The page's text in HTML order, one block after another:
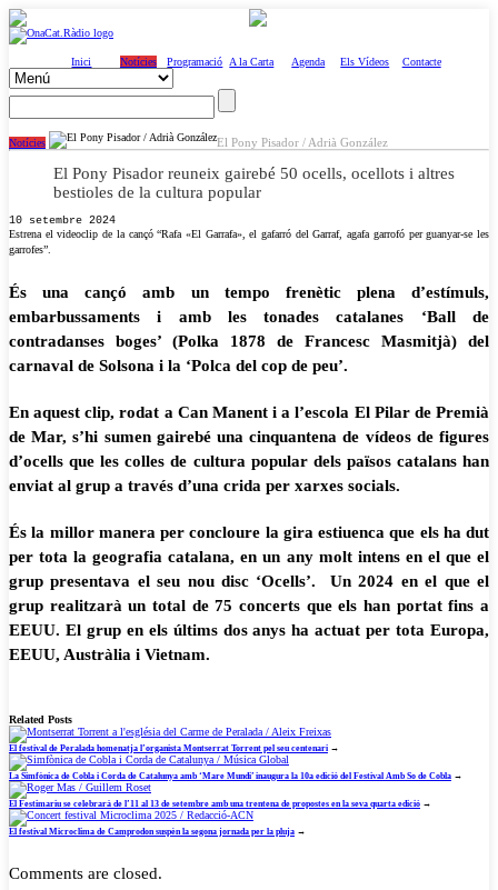
Inici Notícies Programació A la Carta Agenda Els Vídeos Contacte
Notícies El Pony Pisador / Adrià González
El Pony Pisador reuneix gairebé 50 ocells, ocellots i altres
bestioles de la cultura popular
10 setembre 2024
Estrena el videoclip de la cançó “Rafa «El Garrafa», el gafarró del Garraf, agafa garrofó per guanyar-se les
garrofes”.
És una cançó amb un tempo frenètic plena d’estímuls,
embarbussaments i amb les tonades catalanes ‘Ball de
contradanses boges’ (Polka 1878 de Francesc Masmitjà) del
carnaval de Solsona i la ‘Polca del cop de peu’.
En aquest clip, rodat a Can Manent i a l’escola El Pilar de Premià
de Mar, s’hi sumen gairebé una cinquantena de vídeos de figures
d’ocells que les colles de cultura popular dels països catalans han
enviat al grup a través d’una crida per xarxes socials.
És la millor manera per concloure la gira estiuenca que els ha dut
per tota la geografia catalana, en un any molt intens en el que el
grup presentava el seu nou disc ‘Ocells’. Un 2024 en el que el
grup realitzarà un total de 75 concerts que els han portat fins a
EEUU. El grup en els últims dos anys ha actuat per tota Europa,
EEUU, Austràlia i Vietnam.
Related Posts
El festival de Peralada homenatja l’organista Montserrat Torrent pel seu centenari →
La Simfònica de Cobla i Corda de Catalunya amb ‘Mare Mundi’ inaugura la 10a edició del Festival Amb So de Cobla →
El Festimariu se celebrarà de l’11 al 13 de setembre amb una trentena de propostes en la seva quarta edició →
El festival Microclima de Camprodon suspèn la segona jornada per la pluja →
Comments are closed.